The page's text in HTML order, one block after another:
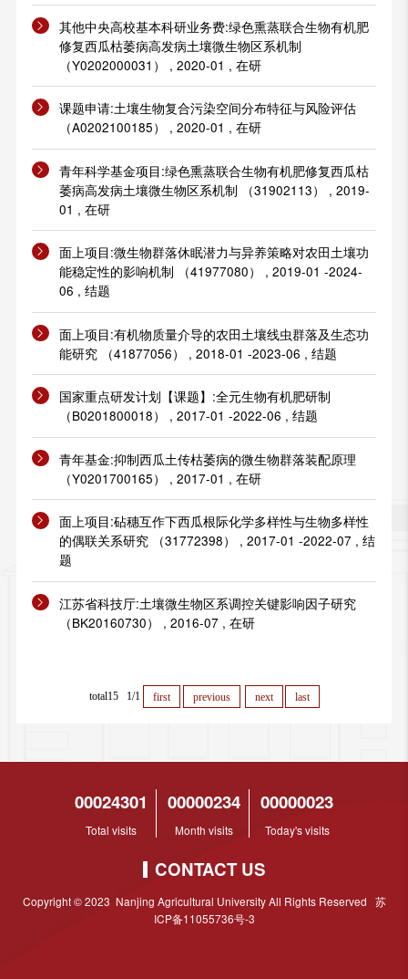
其他中央高校基本科研业务费:绿色熏蒸联合生物有机肥
修复西瓜枯萎病高发病土壤微生物区系机制
（Y0202000031） , 2020-01 , 在研
课题申请:土壤生物复合污染空间分布特征与风险评估
（A0202100185） , 2020-01 , 在研
青年科学基金项目:绿色熏蒸联合生物有机肥修复西瓜枯
萎病高发病土壤微生物区系机制 （31902113） , 2019-
01 , 在研
面上项目:微生物群落休眠潜力与异养策略对农田土壤功
能稳定性的影响机制 （41977080） , 2019-01 -2024-
06 , 结题
面上项目:有机物质量介导的农田土壤线虫群落及生态功
能研究 （41877056） , 2018-01 -2023-06 , 结题
国家重点研发计划【课题】:全元生物有机肥研制
（B0201800018） , 2017-01 -2022-06 , 结题
青年基金:抑制西瓜土传枯萎病的微生物群落装配原理
（Y0201700165） , 2017-01 , 在研
面上项目:砧穗互作下西瓜根际化学多样性与生物多样性
的偶联关系研究 （31772398） , 2017-01 -2022-07 , 结
题
江苏省科技厅:土壤微生物区系调控关键影响因子研究
（BK20160730） , 2016-07 , 在研
total15 1/1 first previous next last
00024301
Total visits
00000234
Month visits
00000023
Today's visits
CONTACT US
Copyright © 2023 Nanjing Agricultural University All Rights Reserved 苏
ICP备11055736号-3